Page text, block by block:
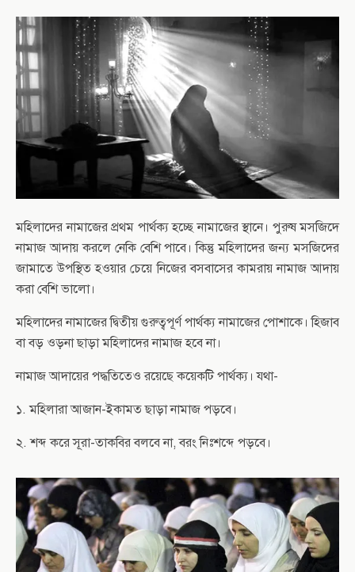
মহিলাদের নামাজের প্রথম পার্থক্য হচ্ছে নামাজের স্থানে। পুরুষ মসজিদে
নামাজ আদায় করলে নেকি বেশি পাবে। কিন্তু মহিলাদের জন্য মসজিদের
জামাতে উপস্থিত হওয়ার চেয়ে নিজের বসবাসের কামরায় নামাজ আদায়
করা বেশি ভালো।
মহিলাদের নামাজের দ্বিতীয় গুরুত্বপূর্ণ পার্থক্য নামাজের পোশাকে। হিজাব
বা বড় ওড়না ছাড়া মহিলাদের নামাজ হবে না।
নামাজ আদায়ের পদ্ধতিতেও রয়েছে কয়েকটি পার্থক্য। যথা-
১. মহিলারা আজান-ইকামত ছাড়া নামাজ পড়বে।
২. শব্দ করে সূরা-তাকবির বলবে না, বরং নিঃশব্দে পড়বে।